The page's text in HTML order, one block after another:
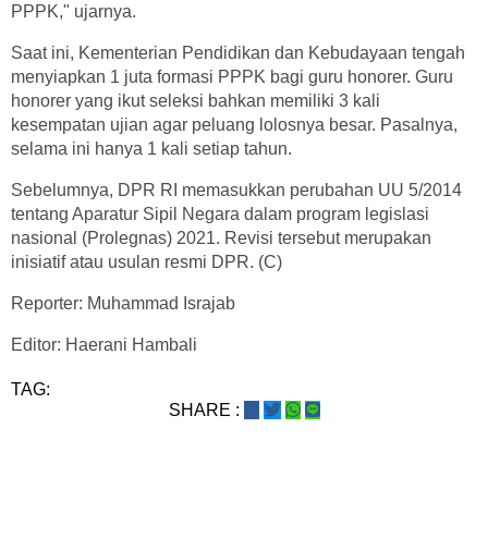
PPPK," ujarnya.
Saat ini, Kementerian Pendidikan dan Kebudayaan tengah
menyiapkan 1 juta formasi PPPK bagi guru honorer. Guru
honorer yang ikut seleksi bahkan memiliki 3 kali
kesempatan ujian agar peluang lolosnya besar. Pasalnya,
selama ini hanya 1 kali setiap tahun.
Sebelumnya, DPR RI memasukkan perubahan UU 5/2014
tentang Aparatur Sipil Negara dalam program legislasi
nasional (Prolegnas) 2021. Revisi tersebut merupakan
inisiatif atau usulan resmi DPR. (C)
Reporter: Muhammad Israjab
Editor: Haerani Hambali
TAG:
SHARE :